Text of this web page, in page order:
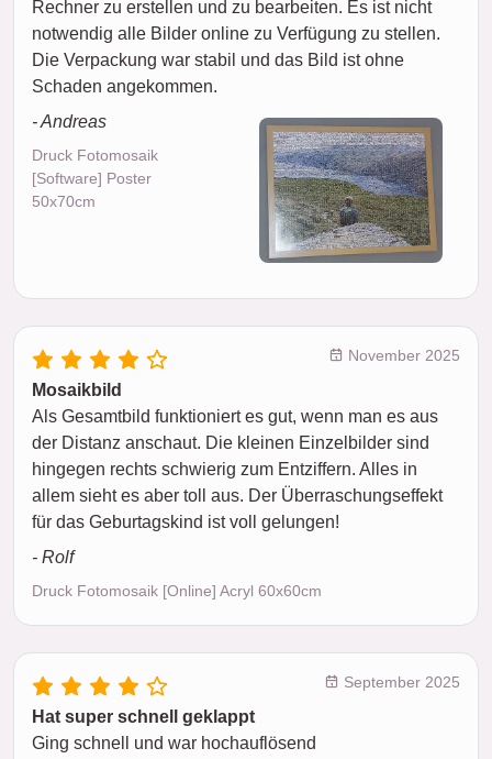
Rechner zu erstellen und zu bearbeiten. Es ist nicht
notwendig alle Bilder online zu Verfügung zu stellen.
Die Verpackung war stabil und das Bild ist ohne
Schaden angekommen.
- Andreas
Druck Fotomosaik
[Software] Poster
50x70cm
November 2025
Mosaikbild
Als Gesamtbild funktioniert es gut, wenn man es aus
der Distanz anschaut. Die kleinen Einzelbilder sind
hingegen rechts schwierig zum Entziffern. Alles in
allem sieht es aber toll aus. Der Überraschungseffekt
für das Geburtagskind ist voll gelungen!
- Rolf
Druck Fotomosaik [Online] Acryl 60x60cm
September 2025
Hat super schnell geklappt
Ging schnell und war hochauflösend